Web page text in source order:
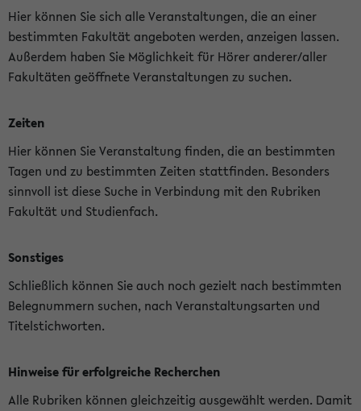
Hier können Sie sich alle Veranstaltungen, die an einer
bestimmten Fakultät angeboten werden, anzeigen lassen.
Außerdem haben Sie Möglichkeit für Hörer anderer/aller
Fakultäten geöffnete Veranstaltungen zu suchen.
Zeiten
Hier können Sie Veranstaltung finden, die an bestimmten
Tagen und zu bestimmten Zeiten stattfinden. Besonders
sinnvoll ist diese Suche in Verbindung mit den Rubriken
Fakultät und Studienfach.
Sonstiges
Schließlich können Sie auch noch gezielt nach bestimmten
Belegnummern suchen, nach Veranstaltungsarten und
Titelstichworten.
Hinweise für erfolgreiche Recherchen
Alle Rubriken können gleichzeitig ausgewählt werden. Damit